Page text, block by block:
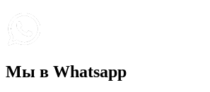
Мы в Whatsapp